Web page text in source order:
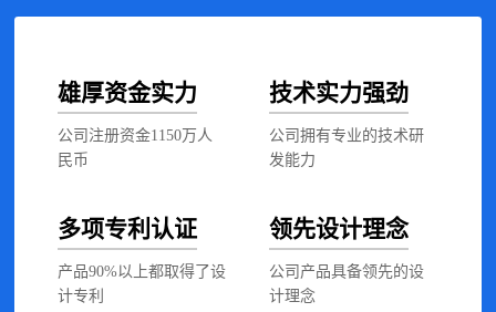
雄厚资金实力
公司注册资金1150万人
民币
技术实力强劲
公司拥有专业的技术研
发能力
多项专利认证
产品90%以上都取得了设
计专利
领先设计理念
公司产品具备领先的设
计理念